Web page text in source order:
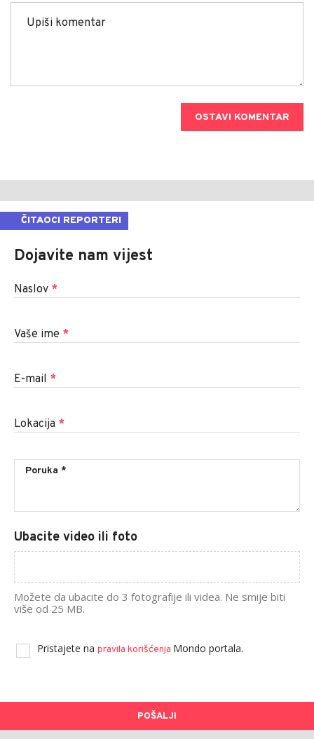
OSTAVI KOMENTAR
ČITAOCI REPORTERI
Dojavite nam vijest
Naslov *
Vaše ime *
E-mail *
Lokacija *
Ubacite video ili foto
Možete da ubacite do 3 fotografije ili videa. Ne smije biti
više od 25 MB.
Pristajete na pravila korišćenja Mondo portala.
POŠALJI